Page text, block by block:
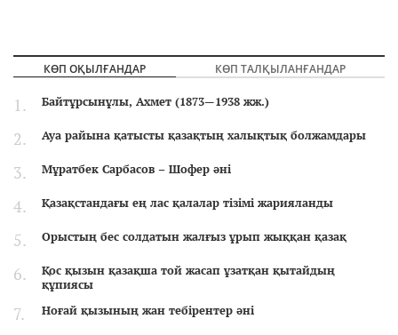
КӨП ОҚЫЛҒАНДАР КӨП ТАЛҚЫЛАНҒАНДАР
Байтұрсынұлы, Ахмет (1873—1938 жж.)
Ауа райына қатысты қазақтың халықтық болжамдары
Мұратбек Сарбасов – Шофер әні
Қазақстандағы ең лас қалалар тізімі жарияланды
Орыстың бес солдатын жалғыз ұрып жыққан қазақ
Қос қызын қазақша той жасап ұзатқан қытайдың
құпиясы
Ноғай қызының жан тебірентер әні